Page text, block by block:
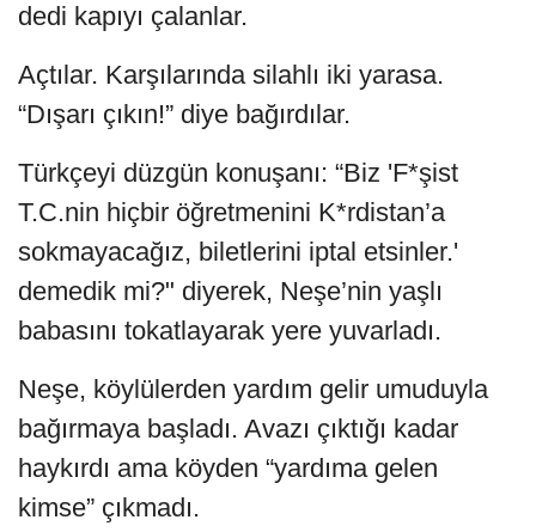
dedi kapıyı çalanlar.
Açtılar. Karşılarında silahlı iki yarasa.
“Dışarı çıkın!” diye bağırdılar.
Türkçeyi düzgün konuşanı: “Biz 'F*şist
T.C.nin hiçbir öğretmenini K*rdistan’a
sokmayacağız, biletlerini iptal etsinler.'
demedik mi?" diyerek, Neşe’nin yaşlı
babasını tokatlayarak yere yuvarladı.
Neşe, köylülerden yardım gelir umuduyla
bağırmaya başladı. Avazı çıktığı kadar
haykırdı ama köyden “yardıma gelen
kimse” çıkmadı.